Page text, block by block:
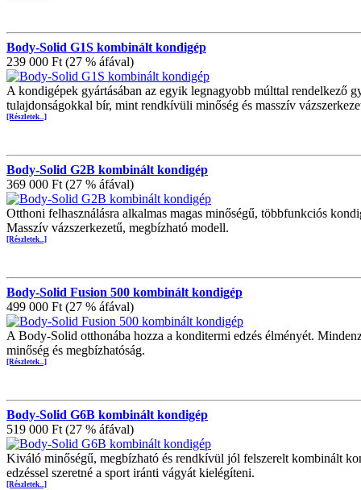
Body-Solid G1S kombinált kondigép
239 000 Ft (27 % áfával)
A kondigépek gyártásában az egyik legnagyobb múlttal rendelkező
tulajdonságokkal bír, mint rendkívüli minőség és masszív
[Részletek...]
Body-Solid G2B kombinált kondigép
369 000 Ft (27 % áfával)
Otthoni felhasználásra alkalmas magas minőségű, többfunkciós
Masszív vázszerkezetű, megbízható modell.
[Részletek...]
Body-Solid Fusion 500 kombinált kondigép
499 000 Ft (27 % áfával)
A Body-Solid otthonába hozza a konditermi edzés élményét.
minőség és megbízhatóság.
[Részletek...]
Body-Solid G6B kombinált kondigép
519 000 Ft (27 % áfával)
Kiváló minőségű, megbízható és rendkívül jól felszerelt kombinált
edzéssel szeretné a sport iránti vágyát kielégíteni.
[Részletek...]